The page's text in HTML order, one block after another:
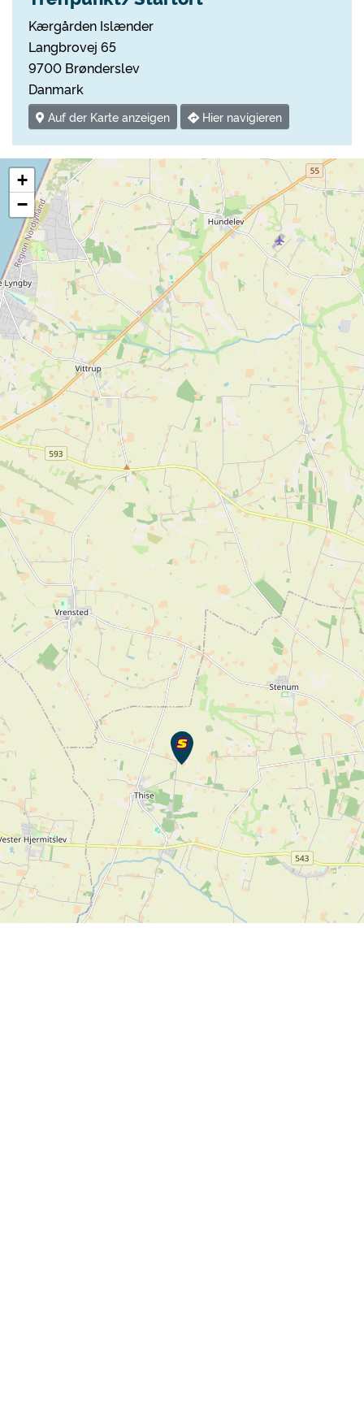
Kærgården Islænder
Langbrovej 65
9700 Brønderslev
Danmark
Auf der Karte anzeigen Hier navigieren
+
−